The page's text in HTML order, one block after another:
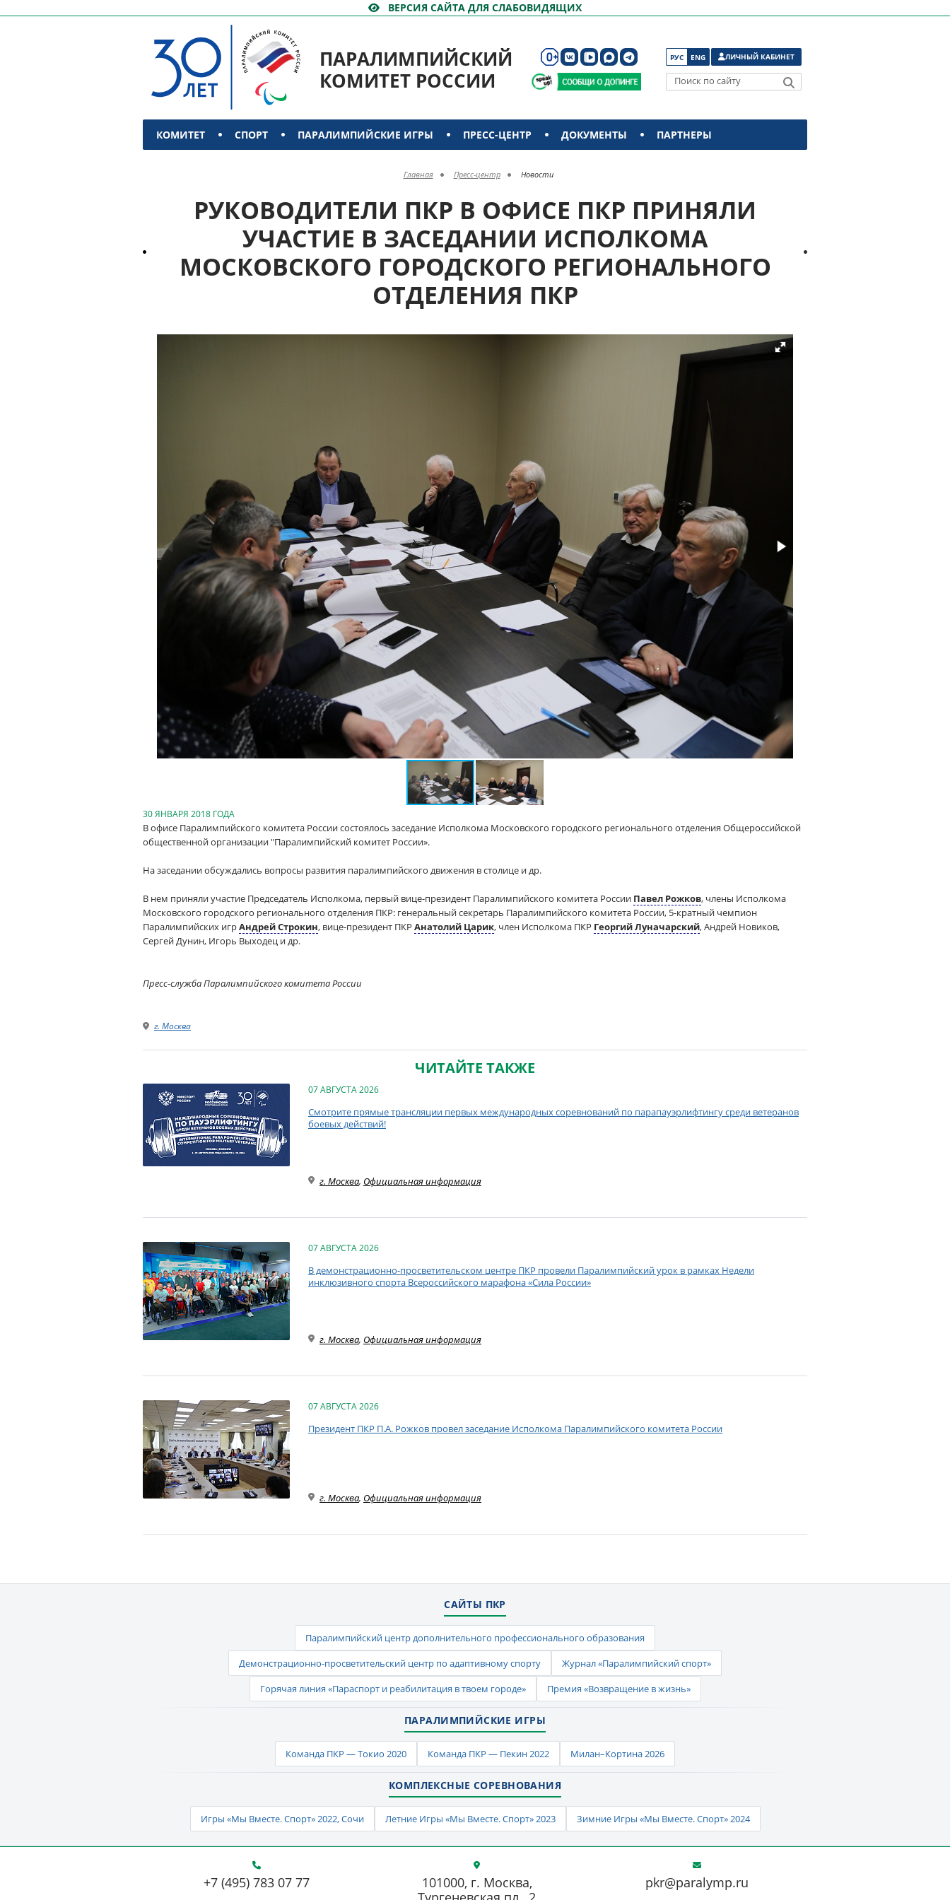
ВЕРСИЯ САЙТА ДЛЯ СЛАБОВИДЯЩИХ
ПАРАЛИМПИЙСКИЙ
КОМИТЕТ РОССИИ
РУС ENG ЛИЧНЫЙ КАБИНЕТ
Поиск по сайту
КОМИТЕТ СПОРТ ПАРАЛИМПИЙСКИЕ ИГРЫ ПРЕСС-ЦЕНТР ДОКУМЕНТЫ ПАРТНЕРЫ
Главная Пресс-центр Новости
РУКОВОДИТЕЛИ ПКР В ОФИСЕ ПКР ПРИНЯЛИ
УЧАСТИЕ В ЗАСЕДАНИИ ИСПОЛКОМА
МОСКОВСКОГО ГОРОДСКОГО РЕГИОНАЛЬНОГО
ОТДЕЛЕНИЯ ПКР
30 ЯНВАРЯ 2018 ГОДА
В офисе Паралимпийского комитета России состоялось заседание Исполкома Московского городского регионального отделения Общероссийской
общественной организации "Паралимпийский комитет России».
На заседании обсуждались вопросы развития паралимпийского движения в столице и др.
В нем приняли участие Председатель Исполкома, первый вице-президент Паралимпийского комитета России Павел Рожков, члены Исполкома
Московского городского регионального отделения ПКР: генеральный секретарь Паралимпийского комитета России, 5-кратный чемпион
Паралимпийских игрАндрей Строкин, вице-президент ПКР Анатолий Царик, член Исполкома ПКР Георгий Луначарский, Андрей Новиков,
Сергей Дунин, Игорь Выходец и др.
Пресс-служба Паралимпийского комитета России
г. Москва
ЧИТАЙТЕ ТАКЖЕ
07 АВГУСТА 2026
Смотрите прямые трансляции первых международных соревнований по парапауэрлифтингу среди ветеранов
боевых действий!
г. Москва, Официальная информация
07 АВГУСТА 2026
В демонстрационно-просветительском центре ПКР провели Паралимпийский урок в рамках Недели
инклюзивного спорта Всероссийского марафона «Сила России»
г. Москва, Официальная информация
07 АВГУСТА 2026
Президент ПКР П.А. Рожков провел заседание Исполкома Паралимпийского комитета России
г. Москва, Официальная информация
САЙТЫ ПКР
Паралимпийский центр дополнительного профессионального образования
Демонстрационно-просветительский центр по адаптивному спорту
Журнал «Паралимпийский спорт»
Горячая линия «Параспорт и реабилитация в твоем городе»
Премия «Возвращение в жизнь»
ПАРАЛИМПИЙСКИЕ ИГРЫ
Команда ПКР — Токио 2020 Команда ПКР — Пекин 2022 Милан–Кортина 2026
КОМПЛЕКСНЫЕ СОРЕВНОВАНИЯ
Игры «Мы Вместе. Спорт» 2022, Сочи Летние Игры «Мы Вместе. Спорт» 2023 Зимние Игры «Мы Вместе. Спорт» 2024
+7 (495) 783 07 77 pkr@paralymp.ru
101000, г. Москва,